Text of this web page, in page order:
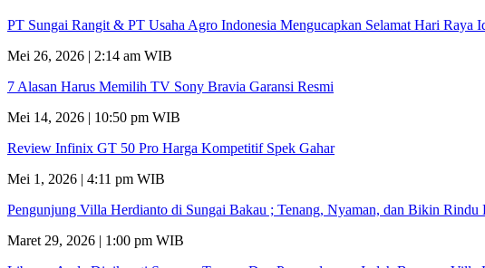
PT Sungai Rangit & PT Usaha Agro Indonesia Mengucapkan Selamat Hari Raya
Mei 26, 2026 | 2:14 am WIB
7 Alasan Harus Memilih TV Sony Bravia Garansi Resmi
Mei 14, 2026 | 10:50 pm WIB
Review Infinix GT 50 Pro Harga Kompetitif Spek Gahar
Mei 1, 2026 | 4:11 pm WIB
Pengunjung Villa Herdianto di Sungai Bakau ; Tenang, Nyaman, dan Bikin
Maret 29, 2026 | 1:00 pm WIB